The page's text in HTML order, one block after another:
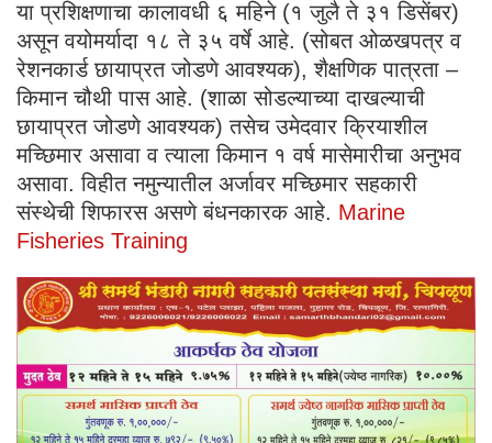
​या प्रशिक्षणाचा कालावधी ६ महिने (१ जुलै ते ३१ डिसेंबर)
असून ​वयोमर्यादा १८ ते ३५ वर्षे आहे. (सोबत ओळखपत्र व
रेशनकार्ड छायाप्रत जोडणे आवश्यक), ​शैक्षणिक पात्रता –
किमान चौथी पास आहे. (शाळा सोडल्याच्या दाखल्याची
छायाप्रत जोडणे आवश्यक) तसेच उमेदवार क्रियाशील
मच्छिमार असावा व त्याला किमान १ वर्ष मासेमारीचा अनुभव
असावा. विहीत नमुन्यातील अर्जावर मच्छिमार सहकारी
संस्थेची शिफारस असणे बंधनकारक आहे. Marine
Fisheries Training